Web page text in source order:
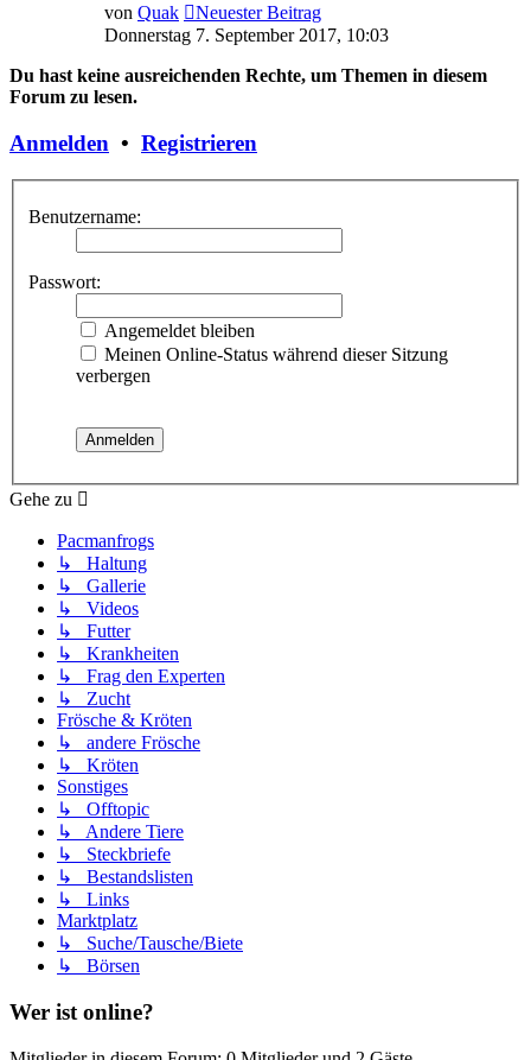
von Quak
Neuester Beitrag
Donnerstag 7. September 2017, 10:03
Du hast keine ausreichenden Rechte, um Themen in diesem
Forum zu lesen.
Anmelden • Registrieren
Benutzername:
Passwort:
Angemeldet bleiben
Meinen Online-Status während dieser Sitzung
verbergen
Gehe zu
Pacmanfrogs
↳ Haltung
↳ Gallerie
↳ Videos
↳ Futter
↳ Krankheiten
↳ Frag den Experten
↳ Zucht
Frösche & Kröten
↳ andere Frösche
↳ Kröten
Sonstiges
↳ Offtopic
↳ Andere Tiere
↳ Steckbriefe
↳ Bestandslisten
↳ Links
Marktplatz
↳ Suche/Tausche/Biete
↳ Börsen
Wer ist online?